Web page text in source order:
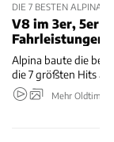
DIE 7 BESTEN ALPINA
V8 im 3er, 5er
Fahrleistungen
Alpina baute die
die 7 größten Hits
Mehr Oldtimer